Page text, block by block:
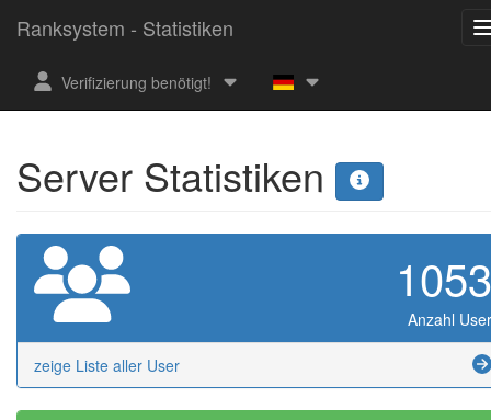
Ranksystem - Statistiken
Verifizierung benötigt!
Server Statistiken
1053
Anzahl User
zeige Liste aller User